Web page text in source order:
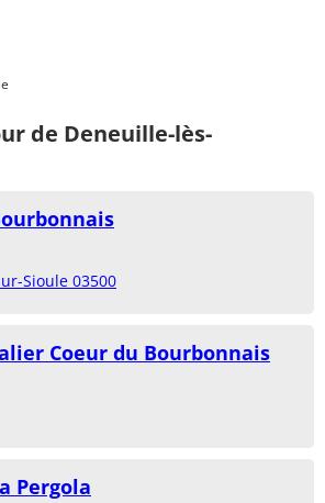
de Deneuille-lès-
Sioule 03500
Coeur du Bourbonnais
Pergola